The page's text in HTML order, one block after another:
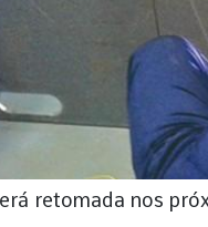
retomada nos